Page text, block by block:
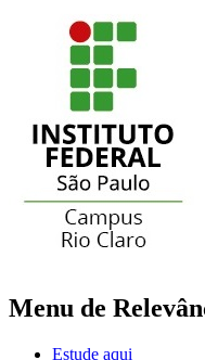
Menu de
Estude aqui